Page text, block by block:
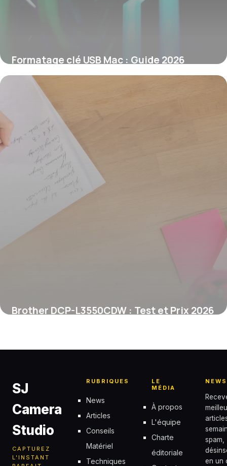
Formatage clé USB Mac : Guide 2026
7 juin 2026
Brother DCP-L3550CDW : Test et Prix 2026
SJ
Camera
Studio
CAPTUREZ
L'INSTANT
RUBRIQUES
News
Articles
Conseils
Matériel
Techniques
LE
MÉDIA
À propos
L'équipe
Charte
éditoriale
spam,
en un